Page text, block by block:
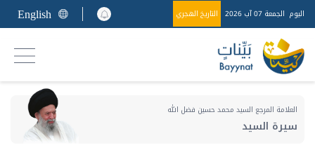
اليوم الجمعة 07 آب 2026 التاريخ الهجري English
العلامة المرجع السيد محمد حسين فضل الله
سيرة السيد